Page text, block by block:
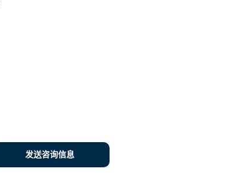
发送咨询信息